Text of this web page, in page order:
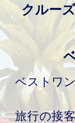
クルー
ベストワ
旅行の接